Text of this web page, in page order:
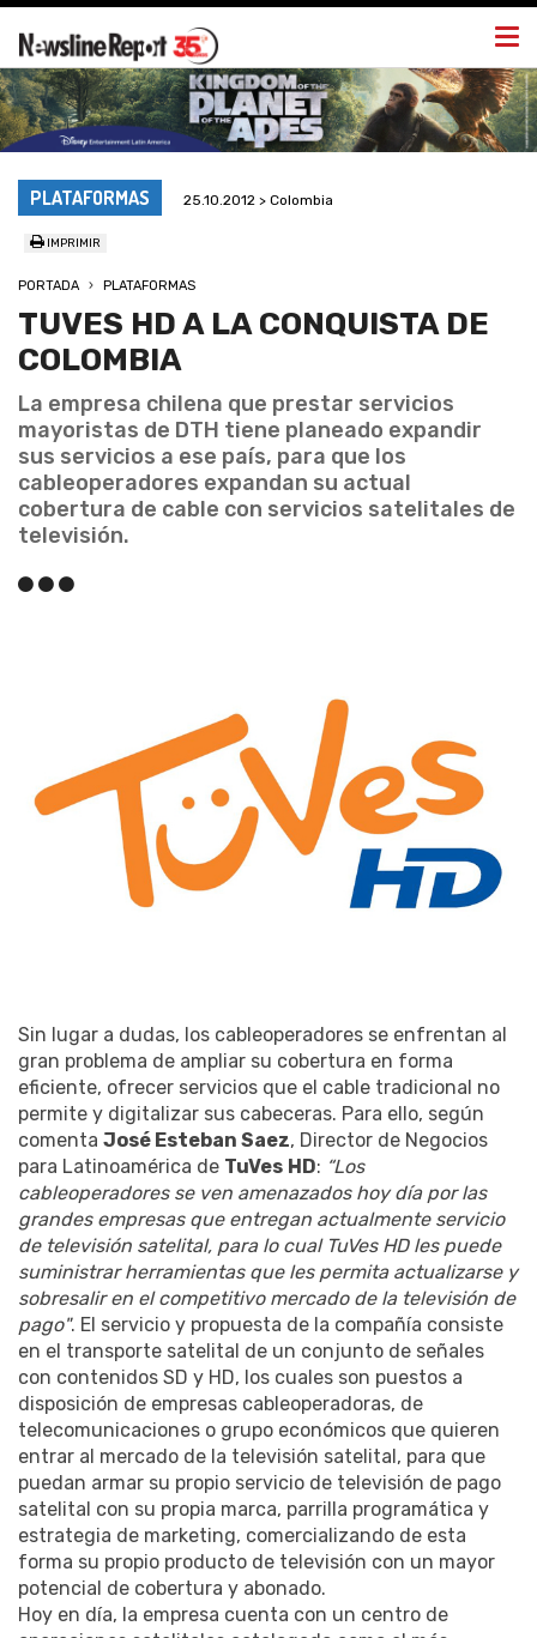
PLATAFORMAS 25.10.2012 > Colombia
IMPRIMIR
PORTADA PLATAFORMAS
TUVES HD A LA CONQUISTA DE
COLOMBIA
La empresa chilena que prestar servicios
mayoristas de DTH tiene planeado expandir
sus servicios a ese país, para que los
cableoperadores expandan su actual
cobertura de cable con servicios satelitales de
televisión.
Sin lugar a dudas, los cableoperadores se enfrentan al
gran problema de ampliar su cobertura en forma
eficiente, ofrecer servicios que el cable tradicional no
permite y digitalizar sus cabeceras. Para ello, según
comenta José Esteban Saez, Director de Negocios
para Latinoamérica de TuVes HD: “Los
cableoperadores se ven amenazados hoy día por las
grandes empresas que entregan actualmente servicio
de televisión satelital, para lo cual TuVes HD les puede
suministrar herramientas que les permita actualizarse y
sobresalir en el competitivo mercado de la televisión de
pago". El servicio y propuesta de la compañía consiste
en el transporte satelital de un conjunto de señales
con contenidos SD y HD, los cuales son puestos a
disposición de empresas cableoperadoras, de
telecomunicaciones o grupo económicos que quieren
entrar al mercado de la televisión satelital, para que
puedan armar su propio servicio de televisión de pago
satelital con su propia marca, parrilla programática y
estrategia de marketing, comercializando de esta
forma su propio producto de televisión con un mayor
potencial de cobertura y abonado.
Hoy en día, la empresa cuenta con un centro de